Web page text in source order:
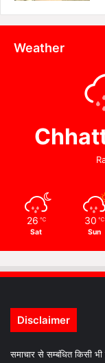
Weather
26 ℃
Sat
30 ℃
Sun
Disclaimer
समाचार से सम्बंधित किसी